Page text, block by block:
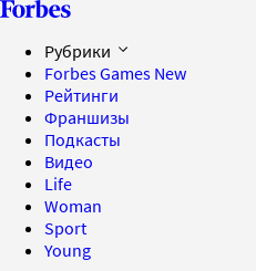
Рубрики
Forbes Games New
Рейтинги
Франшизы
Подкасты
Видео
Life
Woman
Sport
Young